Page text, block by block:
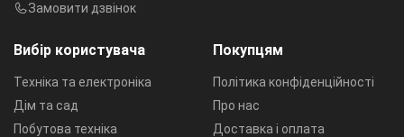
Вибір користувача
Техніка та електроніка
Дім та сад
Побутова техніка
Покупцям
Політика конфіденційності
Про нас
Доставка і оплата
Замовити дзвінок